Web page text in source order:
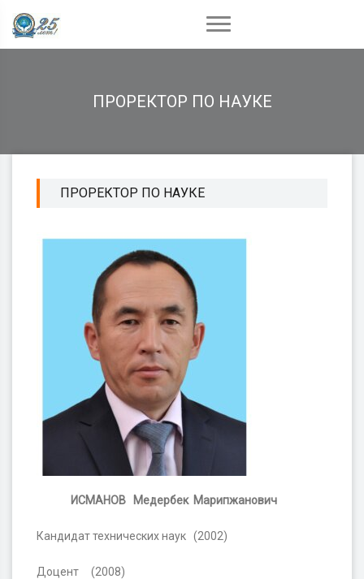
ПРОРЕКТОР ПО НАУКЕ
ПРОРЕКТОР ПО НАУКЕ
ИСМАНОВ Mедербек Марипжанович
Кандидат технических наук (2002)
Доцент (2008)